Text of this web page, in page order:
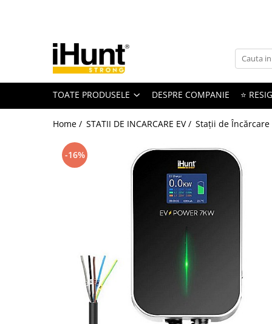
TELEFOANE & TABLETE IHUNT
Telefoane iHunt
Smartphone
Boxe Portabile
ELECTROCASNICE
TOATE PRODUSELE DESPRE COMPANIE ⭐
Home / STATII DE INCARCARE EV / Stații de
-16%